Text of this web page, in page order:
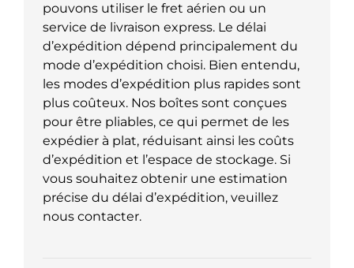
pouvons utiliser le fret aérien ou un
service de livraison express. Le délai
d’expédition dépend principalement du
mode d’expédition choisi. Bien entendu,
les modes d’expédition plus rapides sont
plus coûteux. Nos boîtes sont conçues
pour être pliables, ce qui permet de les
expédier à plat, réduisant ainsi les coûts
d’expédition et l’espace de stockage. Si
vous souhaitez obtenir une estimation
précise du délai d’expédition, veuillez
nous contacter.